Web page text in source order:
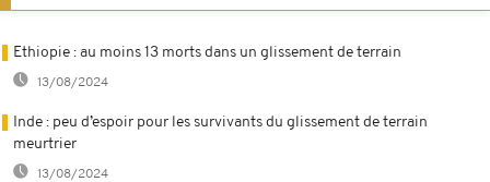
Ethiopie : au moins 13 morts dans un glissement de terrain
13/08/2024
Inde : peu d’espoir pour les survivants du glissement de terrain
meurtrier
13/08/2024